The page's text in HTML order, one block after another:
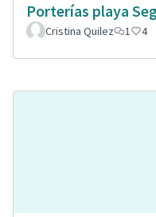
Porterías playa
Cristina Quilez
1 4